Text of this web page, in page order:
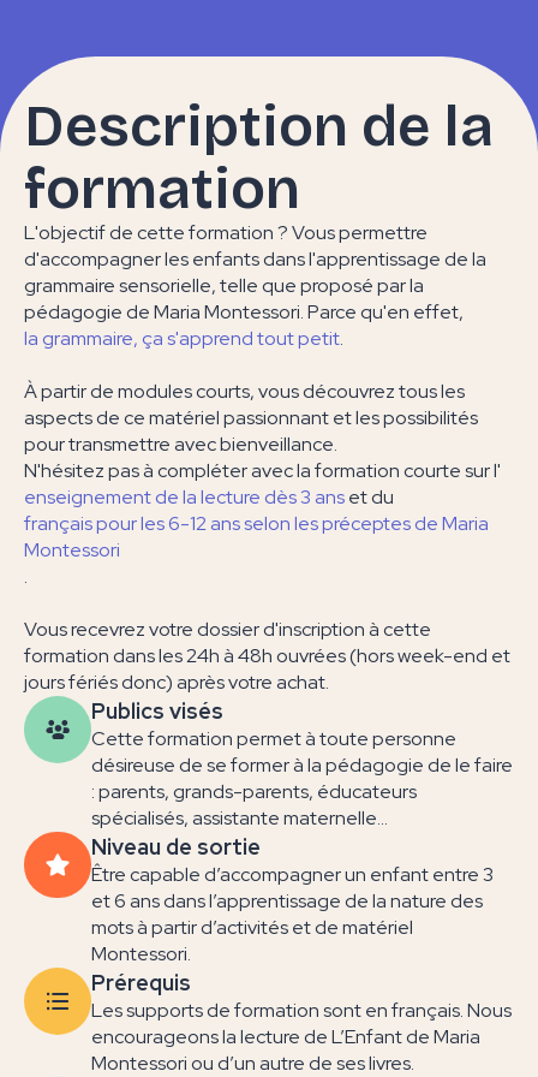
Description de la
formation
L'objectif de cette formation ? Vous permettre
d'accompagner les enfants dans l'apprentissage de la
grammaire sensorielle, telle que proposé par la
pédagogie de Maria Montessori. Parce qu'en effet,
la grammaire, ça s'apprend tout petit.
À partir de modules courts, vous découvrez tous les
aspects de ce matériel passionnant et les possibilités
pour transmettre avec bienveillance.
N'hésitez pas à compléter avec la formation courte sur l'
enseignement de la lecture dès 3 anset du
français pour les 6-12 ans selon les préceptes de Maria
Montessori
.
Vous recevrez votre dossier d'inscription à cette
formation dans les 24h à 48h ouvrées (hors week-end et
jours fériés donc) après votre achat.
Publics visés
Cette formation permet à toute personne
désireuse de se former à la pédagogie de le faire
: parents, grands-parents, éducateurs
spécialisés, assistante maternelle...
Niveau de sortie
Être capable d’accompagner un enfant entre 3
et 6 ans dans l’apprentissage de la nature des
mots à partir d’activités et de matériel
Montessori.
Prérequis
Les supports de formation sont en français. Nous
encourageons la lecture de L’Enfant de Maria
Montessori ou d’un autre de ses livres.